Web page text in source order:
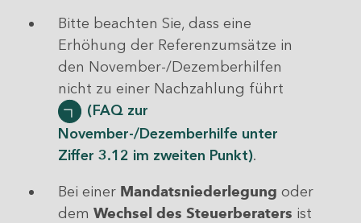
Bitte beachten Sie, dass eine
Erhöhung der Referenzumsätze in
den November-/Dezemberhilfen
nicht zu einer Nachzahlung führt
(FAQ zur
November-/Dezemberhilfe unter
Ziffer 3.12 im zweiten Punkt).
Bei einer Mandatsniederlegung oder
dem Wechsel des Steuerberaters ist